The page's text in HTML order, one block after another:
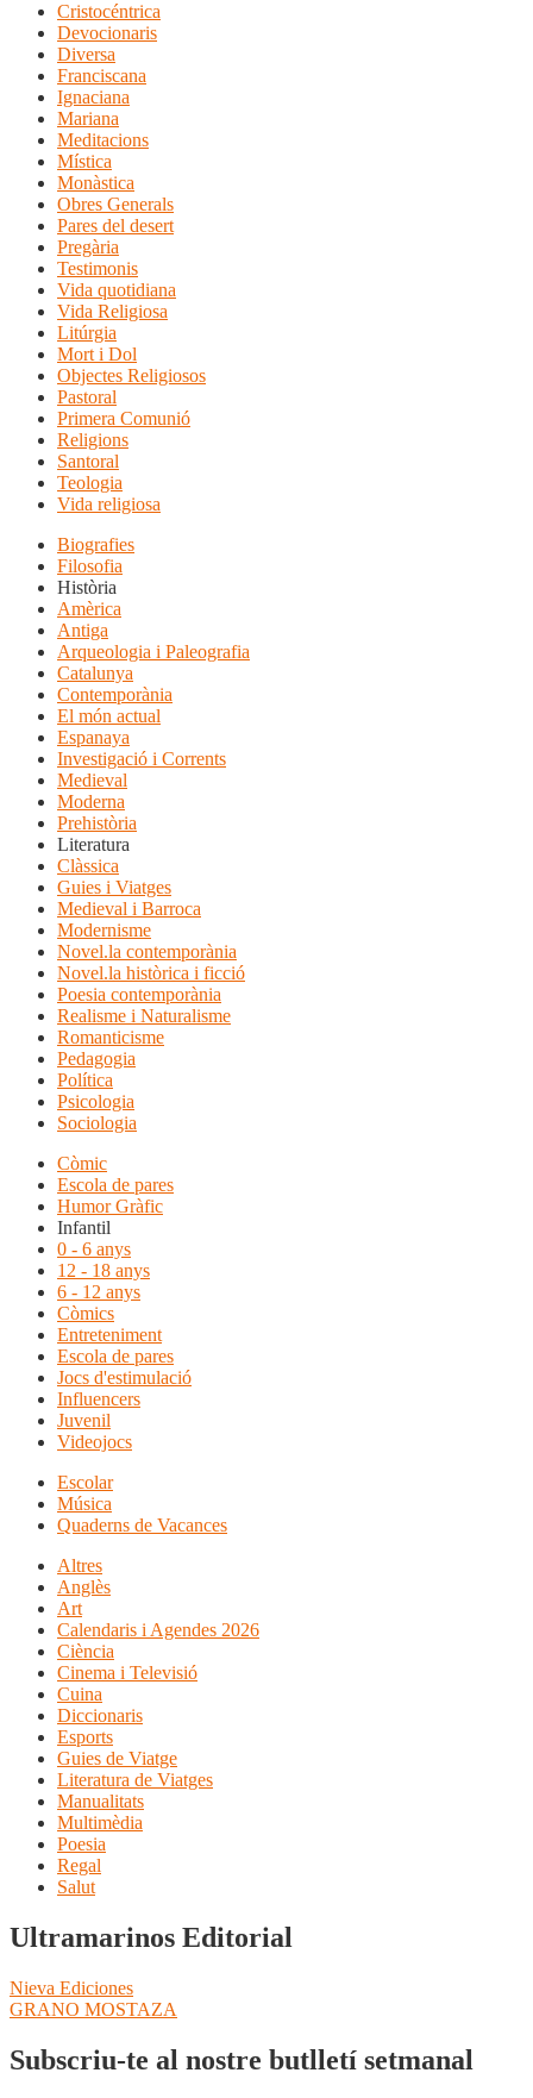
Cristocéntrica
Devocionaris
Diversa
Franciscana
Ignaciana
Mariana
Meditacions
Mística
Monàstica
Obres Generals
Pares del desert
Pregària
Testimonis
Vida quotidiana
Vida Religiosa
Litúrgia
Mort i Dol
Objectes Religiosos
Pastoral
Primera Comunió
Religions
Santoral
Teologia
Vida religiosa
Biografies
Filosofia
Història
Amèrica
Antiga
Arqueologia i Paleografia
Catalunya
Contemporània
El món actual
Espanaya
Investigació i Corrents
Medieval
Moderna
Prehistòria
Literatura
Clàssica
Guies i Viatges
Medieval i Barroca
Modernisme
Novel.la contemporània
Novel.la històrica i ficció
Poesia contemporània
Realisme i Naturalisme
Romanticisme
Pedagogia
Política
Psicologia
Sociologia
Còmic
Escola de pares
Humor Gràfic
Infantil
0 - 6 anys
12 - 18 anys
6 - 12 anys
Còmics
Entreteniment
Escola de pares
Jocs d'estimulació
Influencers
Juvenil
Videojocs
Escolar
Música
Quaderns de Vacances
Altres
Anglès
Art
Calendaris i Agendes 2026
Ciència
Cinema i Televisió
Cuina
Diccionaris
Esports
Guies de Viatge
Literatura de Viatges
Manualitats
Multimèdia
Poesia
Regal
Salut
Ultramarinos Editorial
Navegació
d'entrades
Entrada
anterior:
Nieva Ediciones
Pròxima
GRANO MOSTAZA
Subscriu-te al nostre butlletí setmanal